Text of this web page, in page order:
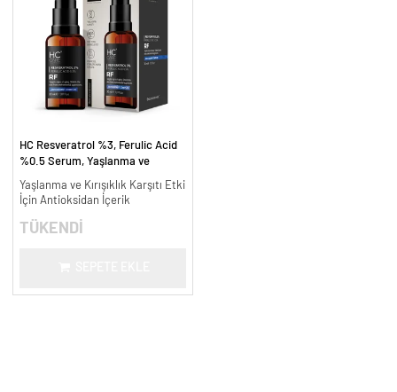
HC Resveratrol %3, Ferulic Acid
%0.5 Serum, Yaşlanma ve
Yaşlanma ve Kırışıklık Karşıtı Etki
İçin Antioksidan İçerik
TÜKENDİ